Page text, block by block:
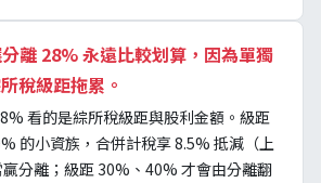
離 28% 永遠比較划算，因為單獨
稅級距拖累。
看的是綜所稅級距與股利金額。級距
的小資族，合併計稅享 8.5% 抵減（上
分離；級距 30%、40% 才會由分離翻